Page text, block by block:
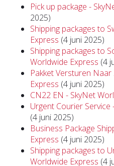
Pick up package -
2025)
Shipping packages to
Express (4 juni 2025)
Shipping packages to
Worldwide Express (4
Pakket Versturen
Express (4 juni 2025)
CN22 EN - SkyNet
Urgent Courier
(4 juni 2025)
Business Package
Express (4 juni 2025)
Shipping packages to
Worldwide Express (4